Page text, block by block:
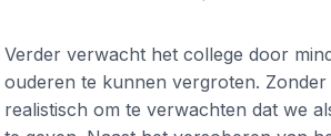
Verder verwacht het college door
ouderen te kunnen vergroten.
realistisch om te verwachten dat we